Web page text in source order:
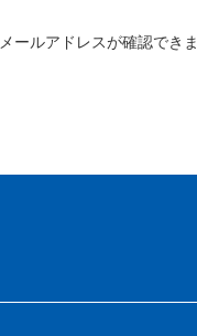
ールアドレスが確認できま